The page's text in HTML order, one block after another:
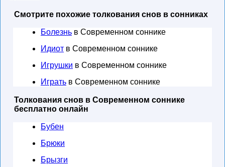
Смотрите похожие толкования снов в сонниках
Болезнь в Современном соннике
Идиот в Современном соннике
Игрушки в Современном соннике
Играть в Современном соннике
Толкования снов в Современном соннике
бесплатно онлайн
Бубен
Брюки
Брызги